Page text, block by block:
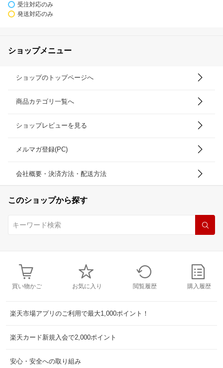
受注対応のみ
発送対応のみ
ショップメニュー
ショップのトップページへ
商品カテゴリ一覧へ
ショップレビューを見る
メルマガ登録(PC)
会社概要・決済方法・配送方法
このショップから探す
買い物かご お気に入り 閲覧履歴 購入履歴
楽天市場アプリのご利用で最大1,000ポイント！
楽天カード新規入会で2,000ポイント
安心・安全への取り組み